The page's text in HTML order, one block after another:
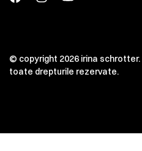
© copyright 2026 irina schrotter.
toate drepturile rezervate.